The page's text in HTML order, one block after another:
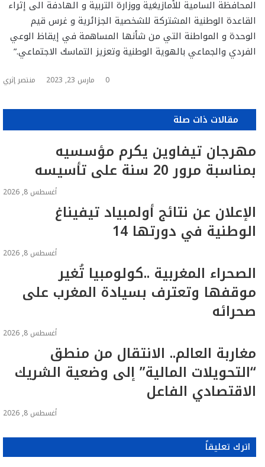
المحافظة السامية للأمازيغية ووزارة التربية و الهادفة الى إثراء
القاعدة الوطنية المشتركة للشخصية الجزائرية و غرس قيم
الوحدة و المواطنة التي من شأنها المساهمة في إيقاظ الوعي
الفردي والجماعي بالهوية الوطنية وتعزيز التماسك الاجتماعي.”
منتصر إثري مارس 23, 2023 0
مقالات ذات صلة
مهرجان تيفاوين يكرم مؤسسيه
بمناسبة مرور 20 سنة على تأسيسه
أغسطس 8, 2026
الإعلان عن نتائج أولمبياد تيفيناغ
الوطنية في دورتها 14
أغسطس 8, 2026
الصحراء المغربية ..كولومبيا تُغير
موقفها وتعترف بسيادة المغرب على
صحرائه
أغسطس 8, 2026
مغاربة العالم.. الانتقال من منطق
“التحويلات المالية” إلى وضعية الشريك
الاقتصادي الفاعل
أغسطس 8, 2026
اترك تعليقاً